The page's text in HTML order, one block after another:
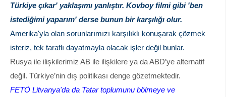
Türkiye çıkar' yaklaşımı yanlıştır. Kovboy filmi gibi 'ben
istediğimi yaparım' derse bunun bir karşılığı olur.
Amerika'yla olan sorunlarımızı karşılıklı konuşarak çözmek
isteriz, tek taraflı dayatmayla olacak işler değil bunlar.
Rusya ile ilişkilerimiz AB ile ilişkilere ya da ABD’ye alternatif
değil. Türkiye’nin dış politikası denge gözetmektedir.
FETÖ Litvanya'da da Tatar toplumunu bölmeye ve